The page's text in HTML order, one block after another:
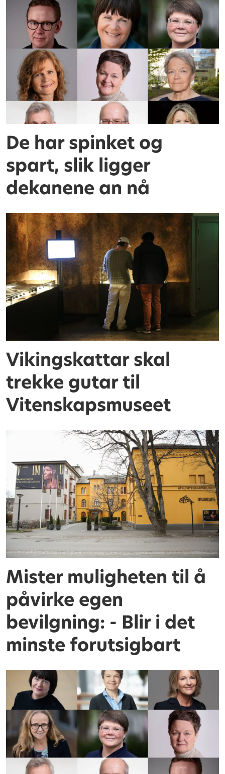
De har spinket og
spart, slik ligger
dekanene an nå
Vikingskattar skal
trekke gutar til
Vitenskapsmuseet
Mister muligheten til å
påvirke egen
bevilgning: - Blir i det
minste forutsigbart